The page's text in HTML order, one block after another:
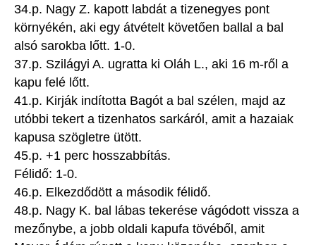
34.p. Nagy Z. kapott labdát a tizenegyes pont
környékén, aki egy átvételt követően ballal a bal
alsó sarokba lőtt. 1-0.
37.p. Szilágyi A. ugratta ki Oláh L., aki 16 m-ről a
kapu felé lőtt.
41.p. Kirják indította Bagót a bal szélen, majd az
utóbbi tekert a tizenhatos sarkáról, amit a hazaiak
kapusa szögletre ütött.
45.p. +1 perc hosszabbítás.
Félidő: 1-0.
46.p. Elkezdődött a második félidő.
48.p. Nagy K. bal lábas tekerése vágódott vissza a
mezőnybe, a jobb oldali kapufa tövéből, amit